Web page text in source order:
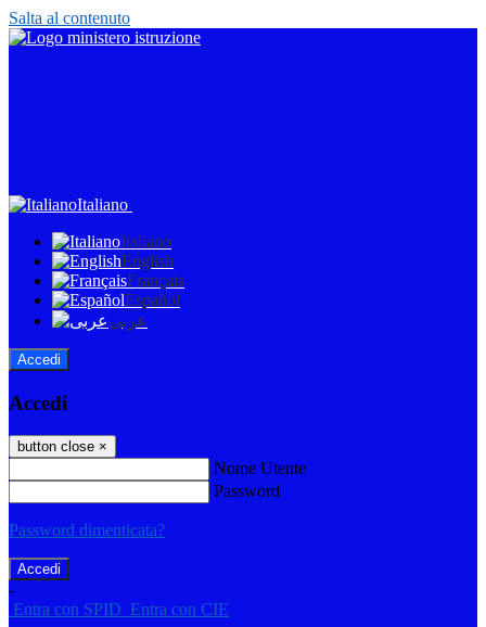
Salta al contenuto
Italiano
Italiano
English
Français
Español
عربى
Accedi
Accedi
button close ×
Nome Utente
Password
Password dimenticata?
-
Entra con SPID Entra con CIE